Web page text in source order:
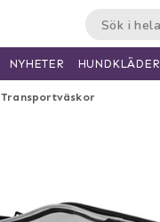
Transportväskor
NYHETER HUNDKLÄDER